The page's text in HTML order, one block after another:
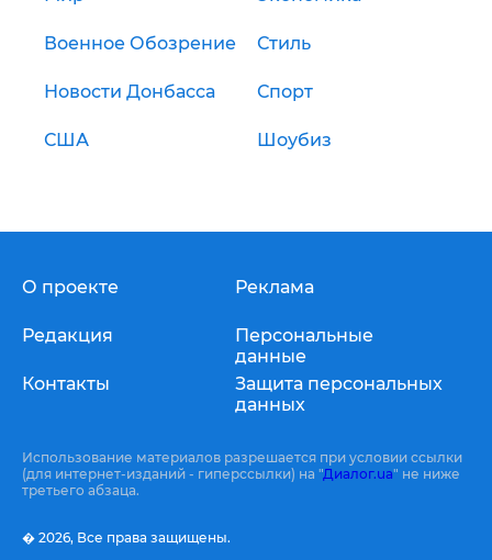
Военное Обозрение Стиль
Новости Донбасса Спорт
США Шоубиз
О проекте
Редакция
Контакты
Реклама
Персональные
данные
Защита персональных
данных
Использование материалов разрешается при условии ссылки
(для интернет-изданий - гиперссылки) на "Диалог.ua" не ниже
третьего абзаца.
� 2026, Все права защищены.